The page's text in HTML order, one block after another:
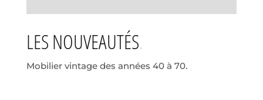
LES NOUVEAUTÉS
Mobilier vintage des années 40 à 70.